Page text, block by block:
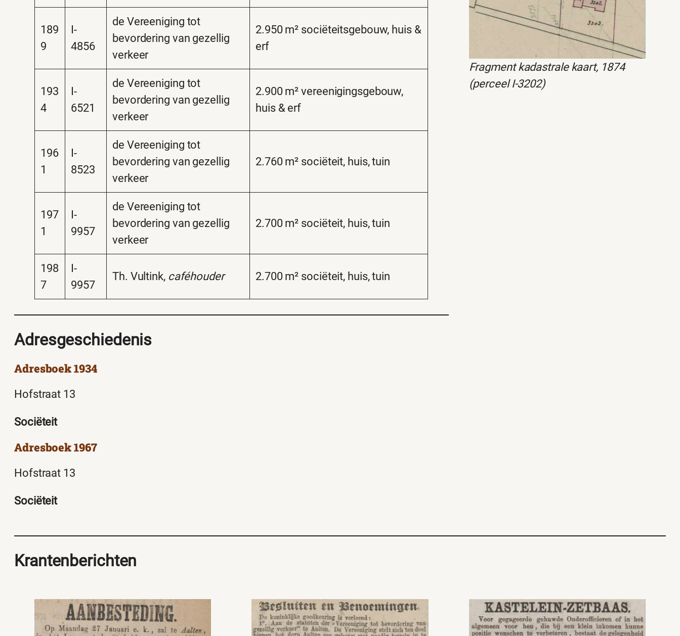
189
9
I-
4856
de Vereeniging tot
bevordering van gezellig
verkeer
2.950 m² sociëteitsgebouw, huis &
erf
193
4
I-
6521
de Vereeniging tot
bevordering van gezellig
verkeer
2.900 m² vereenigingsgebouw,
huis & erf
196
1
I-
8523
de Vereeniging tot
bevordering van gezellig
verkeer
2.760 m² sociëteit, huis, tuin
197
1
I-
9957
de Vereeniging tot
bevordering van gezellig
verkeer
2.700 m² sociëteit, huis, tuin
198
7
I-
9957
Th. Vultink, caféhouder 2.700 m² sociëteit, huis, tuin
Adresgeschiedenis
Adresboek 1934
Hofstraat 13
Sociëteit
Adresboek 1967
Hofstraat 13
Sociëteit
Fragment kadastrale kaart, 1874
(perceel I-3202)
Krantenberichten